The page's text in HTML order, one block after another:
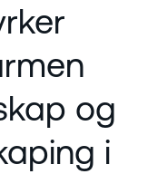
og
i